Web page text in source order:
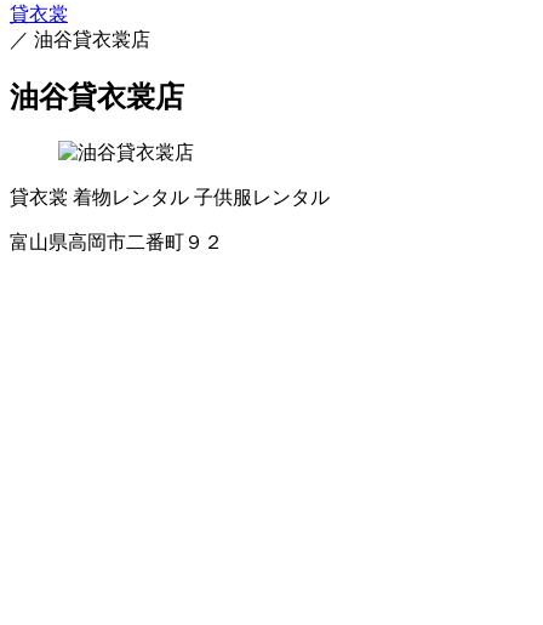
貸衣裳
／ 油谷貸衣裳店
油谷貸衣裳店
貸衣裳 着物レンタル 子供服レンタル
富山県高岡市二番町９２